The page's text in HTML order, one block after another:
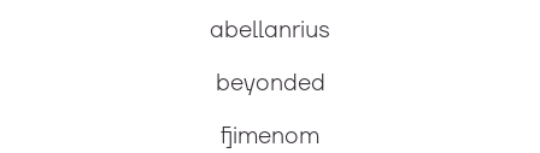
abellanrius
beyonded
fjimenom